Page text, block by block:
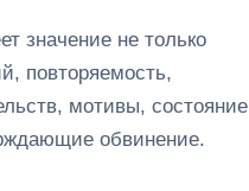
значение не только
повторяемость,
мотивы, состояние
обвинение.